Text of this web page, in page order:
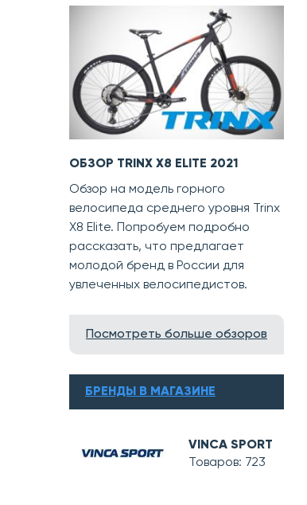
ОБЗОР TRINX X8 ELITE 2021
Обзор на модель горного
велосипеда среднего уровня Trinx
X8 Elite. Попробуем подробно
рассказать, что предлагает
молодой бренд в России для
увлеченных велосипедистов.
Посмотреть больше обзоров
БРЕНДЫ В МАГАЗИНЕ
VINCA SPORT
Товаров: 723